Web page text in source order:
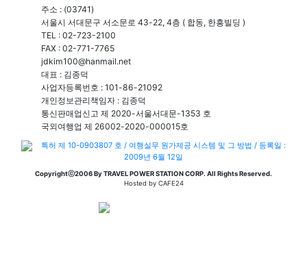
주소 : (03741)
서울시 서대문구 서소문로 43-22, 4층 ( 합동, 한흥빌딩 )
TEL : 02-723-2100
FAX : 02-771-7765
jdkim100@hanmail.net
대표 : 김종덕
사업자등록번호 : 101-86-21092
개인정보관리책임자 : 김종덕
통신판매업신고 제 2020-서울서대문-1353 호
국외여행업 제 26002-2020-000015호
특허 제 10-0903807 호 / 여행실무 원가제공 시스템 및 그 방법 / 등록일 :
2009년 6월 12일
Copyrightⓒ2006 By TRAVEL POWER STATION CORP. All Rights Reserved.
Hosted by CAFE24